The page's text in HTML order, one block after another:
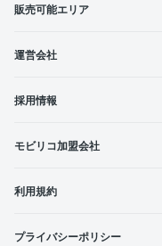
販売可能エリア
運営会社
採用情報
モビリコ加盟会社
利用規約
プライバシーポリシー